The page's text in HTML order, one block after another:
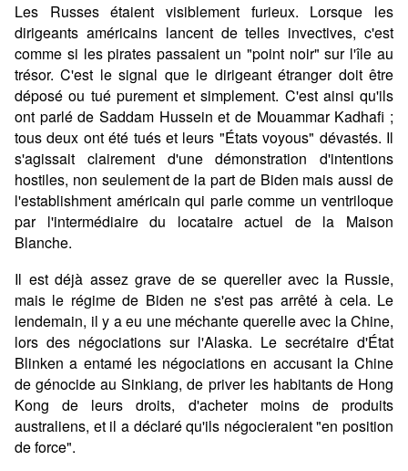
Les Russes étaient visiblement furieux. Lorsque les
dirigeants américains lancent de telles invectives, c'est
comme si les pirates passaient un "point noir" sur l'île au
trésor. C'est le signal que le dirigeant étranger doit être
déposé ou tué purement et simplement. C'est ainsi qu'ils
ont parlé de Saddam Hussein et de Mouammar Kadhafi ;
tous deux ont été tués et leurs "États voyous" dévastés. Il
s'agissait clairement d'une démonstration d'intentions
hostiles, non seulement de la part de Biden mais aussi de
l'establishment américain qui parle comme un ventriloque
par l'intermédiaire du locataire actuel de la Maison
Blanche.
Il est déjà assez grave de se quereller avec la Russie,
mais le régime de Biden ne s'est pas arrêté à cela. Le
lendemain, il y a eu une méchante querelle avec la Chine,
lors des négociations sur l'Alaska. Le secrétaire d'État
Blinken a entamé les négociations en accusant la Chine
de génocide au Sinkiang, de priver les habitants de Hong
Kong de leurs droits, d'acheter moins de produits
australiens, et il a déclaré qu'ils négocieraient "en position
de force".